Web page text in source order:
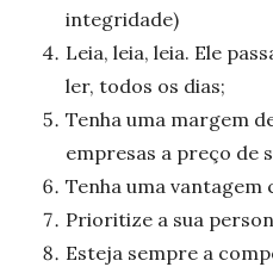
integridade)
Leia, leia, leia. Ele
ler, todos os dias;
Tenha uma margem
empresas a preço de
Tenha uma vantagem
Prioritize a sua
Esteja sempre a